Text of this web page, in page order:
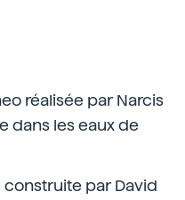
réalisée par Narcis
dans les eaux de
par David